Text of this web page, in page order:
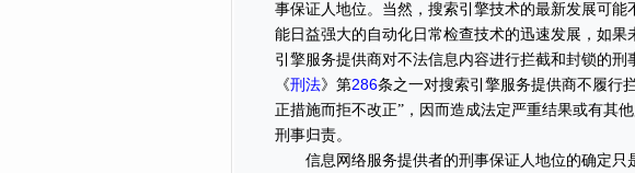
事保证人地位。当然，搜索引擎技术的最新发展可
能日益强大的自动化日常检查技术的迅速发展，如
引擎服务提供商对不法信息内容进行拦截和封锁的
《刑法》第286条之一对搜索引擎服务提供商不履行
正措施而拒不改正”，因而造成法定严重结果或有其
刑事归责。
信息网络服务提供者的刑事保证人地位的确定只